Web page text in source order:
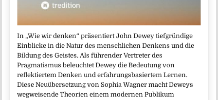
In „Wie wir denken“ präsentiert John Dewey tiefgründige
Einblicke in die Natur des menschlichen Denkens und die
Bildung des Geistes. Als führender Vertreter des
Pragmatismus beleuchtet Dewey die Bedeutung von
reflektiertem Denken und erfahrungsbasiertem Lernen.
Diese Neuübersetzung von Sophia Wagner macht Deweys
wegweisende Theorien einem modernen Publikum